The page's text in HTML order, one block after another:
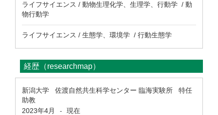
ライフサイエンス / 動物生理化学、生理学、行動学 / 動
物行動学
ライフサイエンス / 生態学、環境学 / 行動生態学
経歴（researchmap）
新潟大学 佐渡自然共生科学センター 臨海実験所 特任
助教
2023年4月
-
現在